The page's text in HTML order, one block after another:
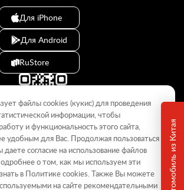
носит информационный характер и не
офертой, определяемой положениями Статьи
подробной информации обращайтесь в
Для iPhone
Для Android
RuStore
файлы cookies (кукиc) для проведения
информации, чтобы
и функциональность этого сайта,
удобным для Вас. Продолжая пользоваться
согласие на использование файлов
о том, как мы используем эти
в Политикеcookies. Также Вы можете
на сайте рекомендательными